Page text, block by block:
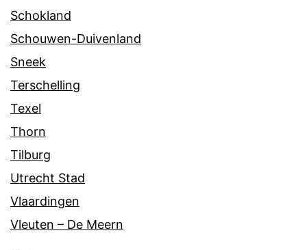
Schokland
Schouwen-Duivenland
Sneek
Terschelling
Texel
Thorn
Tilburg
Utrecht Stad
Vlaardingen
Vleuten – De Meern